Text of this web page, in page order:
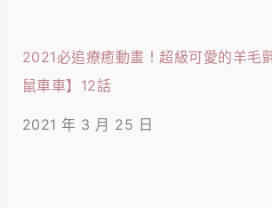
2021必追療癒動畫！超級可愛的羊毛
鼠車車】12話
2021 年 3 月 25 日